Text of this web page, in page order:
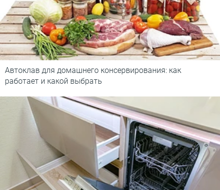
Автоклав для домашнего консервирования: как
работает и какой выбрать